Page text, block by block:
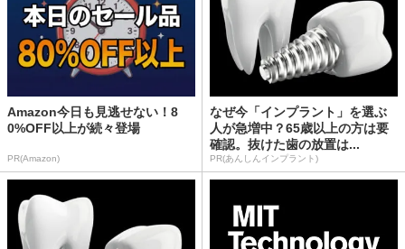
Amazon今日も見逃せない！8
0%OFF以上が続々登場
PR(Amazon)
なぜ今「インプラント」を選ぶ
人が急増中？65歳以上の方は要
確認。抜けた歯の放置は...
PR(あんしんインプラント)